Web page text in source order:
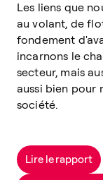
Les liens que
au volant, de
fondement
incarnons le
secteur, mais
aussi bien pour
société.
Lire le rapport